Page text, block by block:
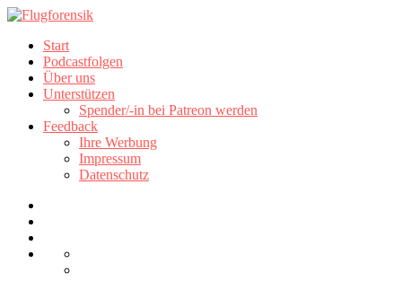
Start
Podcastfolgen
Über uns
Unterstützen
Spender/-in bei Patreon werden
Feedback
Ihre Werbung
Impressum
Datenschutz